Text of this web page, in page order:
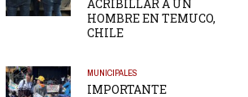
ACRIBILLAR A UN
HOMBRE EN TEMUCO,
CHILE
MUNICIPALES
IMPORTANTE